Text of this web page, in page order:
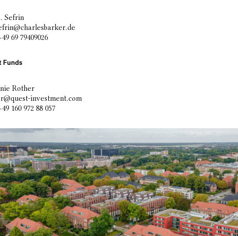
Sefrin
69 79409026
Funds
Rother
investment.com
160 972 88 057